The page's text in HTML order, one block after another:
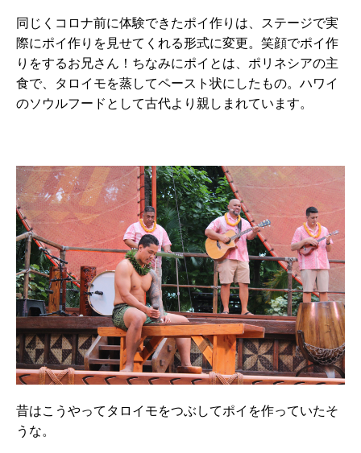
同じくコロナ前に体験できたポイ作りは、ステージで実
際にポイ作りを見せてくれる形式に変更。笑顔でポイ作
りをするお兄さん！ちなみにポイとは、ポリネシアの主
食で、タロイモを蒸してペースト状にしたもの。ハワイ
のソウルフードとして古代より親しまれています。
昔はこうやってタロイモをつぶしてポイを作っていたそ
うな。